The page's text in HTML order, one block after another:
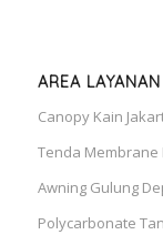
AREA LAYANAN
Canopy Kain
Tenda Membrane
Awning Gulung
Polycarbonate